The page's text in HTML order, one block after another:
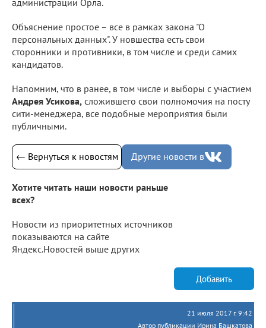
Объяснение простое – все в рамках закона "О
персональных данных". У новшества есть свои
сторонники и противники, в том числе и среди самих
кандидатов.
Напомним, что в ранее, в том числе и выборы с участием
Андрея Усикова, сложившего свои полномочия на посту
сити-менеджера, все подобные мероприятия были
публичными.
← Вернуться к новостям Другие новости в
Хотите читать наши новости раньше
всех?
Новости из приоритетных источников
показываются на сайте
Яндекс.Новостей выше других
Добавить
21 июля 2017 г. 9:42
Автор публикации Ирина Башкатова